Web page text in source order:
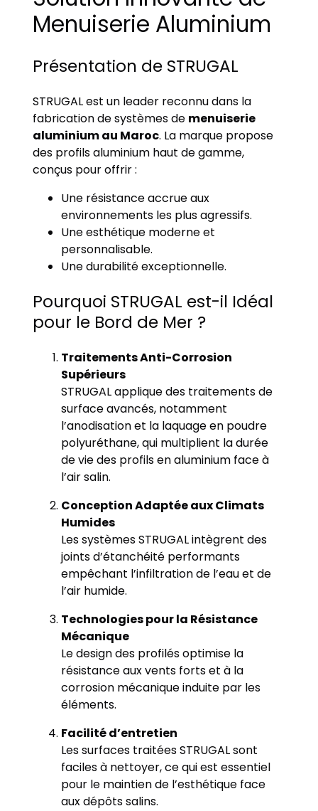
Menuiserie Aluminium
Présentation de STRUGAL
STRUGAL est un leader reconnu dans la
fabrication de systèmes de menuiserie
aluminium au Maroc. La marque propose
des profils aluminium haut de gamme,
conçus pour offrir :
Une résistance accrue aux
environnements les plus agressifs.
Une esthétique moderne et
personnalisable.
Une durabilité exceptionnelle.
Pourquoi STRUGAL est-il Idéal
pour le Bord de Mer ?
Traitements Anti-Corrosion
Supérieurs
STRUGAL applique des traitements de
surface avancés, notamment
l’anodisation et la laquage en poudre
polyuréthane, qui multiplient la durée
de vie des profils en aluminium face à
l’air salin.
Conception Adaptée aux Climats
Humides
Les systèmes STRUGAL intègrent des
joints d’étanchéité performants
empêchant l’infiltration de l’eau et de
l’air humide.
Technologies pour la Résistance
Mécanique
Le design des profilés optimise la
résistance aux vents forts et à la
corrosion mécanique induite par les
éléments.
Facilité d’entretien
Les surfaces traitées STRUGAL sont
faciles à nettoyer, ce qui est essentiel
pour le maintien de l’esthétique face
aux dépôts salins.